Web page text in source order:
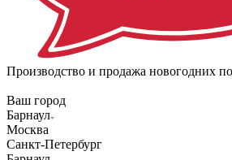
Производство и продажа новогодних
Ваш город
Барнаул
Москва
Санкт-Петербург